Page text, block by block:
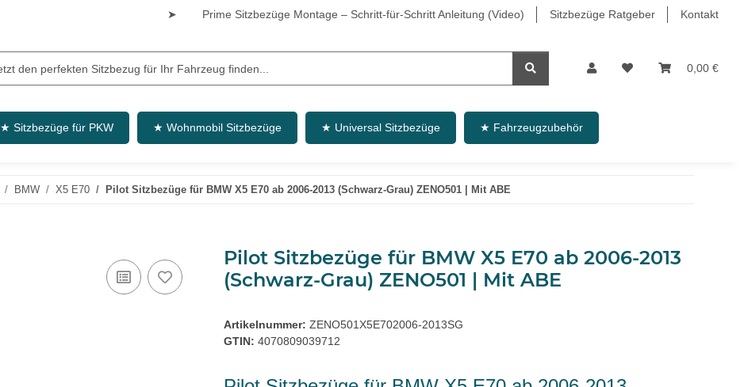
Prime Sitzbezüge Montage – Schritt-für-Schritt Anleitung (Video) Sitzbezüge Ratgeber Kontakt
➤
0,00 €
★ Sitzbezüge für PKW ★ Wohnmobil Sitzbezüge ★ Universal Sitzbezüge ★ Fahrzeugzubehör
BMW X5 E70 Pilot Sitzbezüge für BMW X5 E70 ab 2006-2013 (Schwarz-Grau) ZENO501 | Mit ABE
Pilot Sitzbezüge für BMW X5 E70 ab 2006-2013
(Schwarz-Grau) ZENO501 | Mit ABE
Artikelnummer: ZENO501X5E702006-2013SG
GTIN: 4070809039712